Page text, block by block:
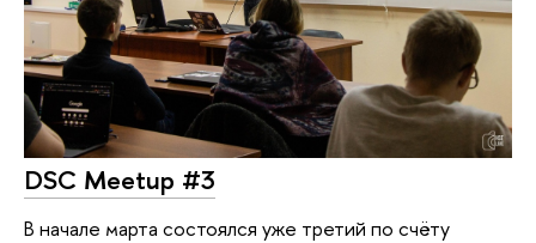
DSC Meetup #3
В начале марта состоялся уже третий по счёту